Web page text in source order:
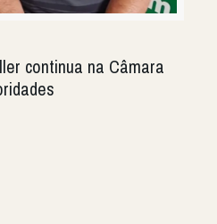
continua na Câmara